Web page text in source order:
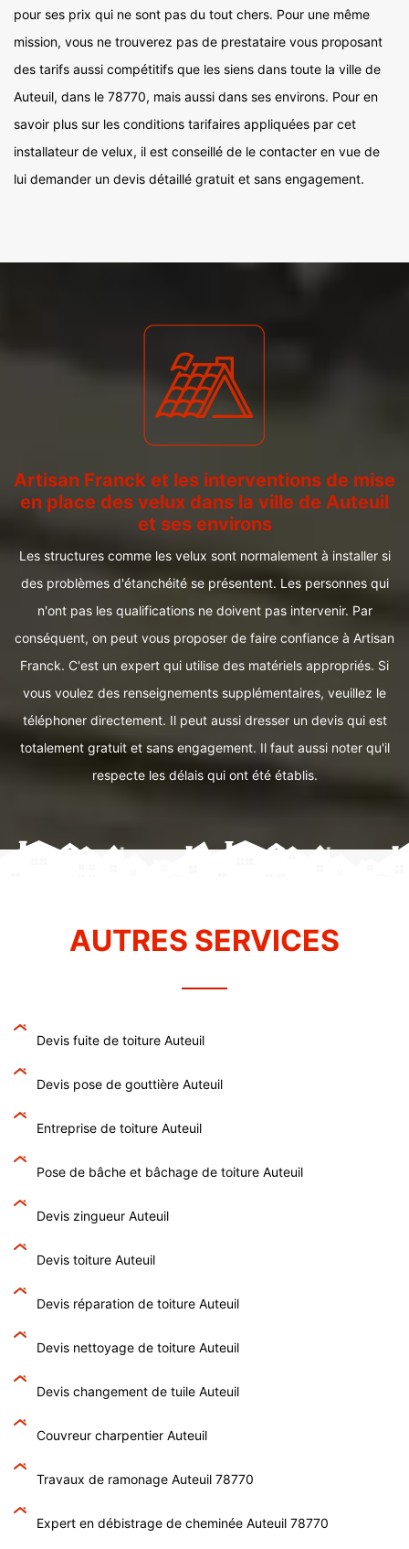
pour ses prix qui ne sont pas du tout chers. Pour une même
mission, vous ne trouverez pas de prestataire vous proposant
des tarifs aussi compétitifs que les siens dans toute la ville de
Auteuil, dans le 78770, mais aussi dans ses environs. Pour en
savoir plus sur les conditions tarifaires appliquées par cet
installateur de velux, il est conseillé de le contacter en vue de
lui demander un devis détaillé gratuit et sans engagement.
Artisan Franck et les interventions de mise
en place des velux dans la ville de Auteuil
et ses environs
Les structures comme les velux sont normalement à installer si
des problèmes d'étanchéité se présentent. Les personnes qui
n'ont pas les qualifications ne doivent pas intervenir. Par
conséquent, on peut vous proposer de faire confiance à Artisan
Franck. C'est un expert qui utilise des matériels appropriés. Si
vous voulez des renseignements supplémentaires, veuillez le
téléphoner directement. Il peut aussi dresser un devis qui est
totalement gratuit et sans engagement. Il faut aussi noter qu'il
respecte les délais qui ont été établis.
AUTRES SERVICES
Devis fuite de toiture Auteuil
Devis pose de gouttière Auteuil
Entreprise de toiture Auteuil
Pose de bâche et bâchage de toiture Auteuil
Devis zingueur Auteuil
Devis toiture Auteuil
Devis réparation de toiture Auteuil
Devis nettoyage de toiture Auteuil
Devis changement de tuile Auteuil
Couvreur charpentier Auteuil
Travaux de ramonage Auteuil 78770
Expert en débistrage de cheminée Auteuil 78770